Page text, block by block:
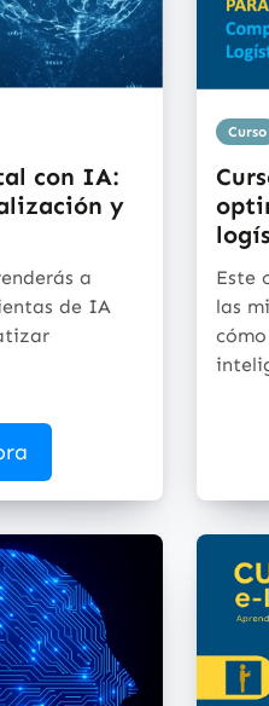
con IA:
y
a
de IA
Curso
Este
las